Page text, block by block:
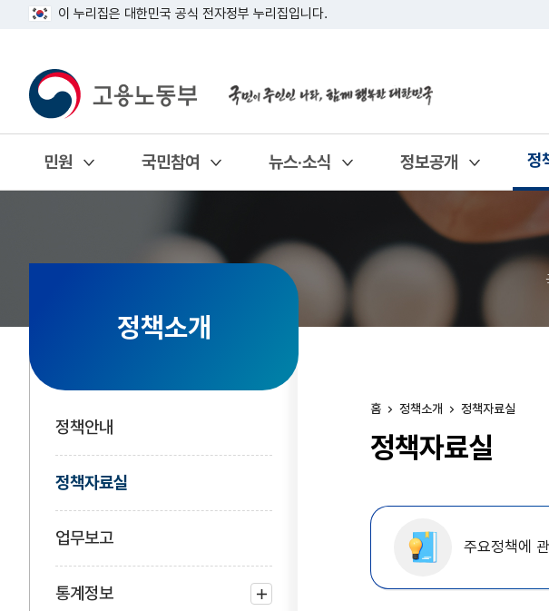
이 누리집은 대한민국 공식 전자정부 누리집입니다.
민원
열기
국민참여
열기
뉴스·소식
열기
정보공개
열기
정
열
정책소개
정책안내
정책자료실
업무보고
통계정보
정책자료실
홈 정책소개 정책자료실
주요정책에